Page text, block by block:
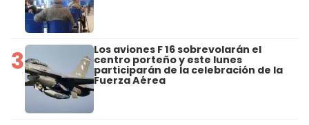
3 Los aviones F 16 sobrevolarán el
centro porteño y este lunes
participarán de la celebración de la
Fuerza Aérea